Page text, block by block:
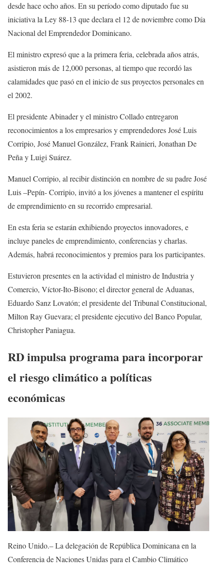
desde hace ocho años. En su período como diputado fue su
iniciativa la Ley 88-13 que declara el 12 de noviembre como Día
Nacional del Emprendedor Dominicano.
El ministro expresó que a la primera feria, celebrada años atrás,
asistieron más de 12,000 personas, al tiempo que recordó las
calamidades que pasó en el inicio de sus proyectos personales en
el 2002.
El presidente Abinader y el ministro Collado entregaron
reconocimientos a los empresarios y emprendedores José Luis
Corripio, José Manuel González, Frank Rainieri, Jonathan De
Peña y Luigi Suárez.
Manuel Corripio, al recibir distinción en nombre de su padre José
Luis –Pepín- Corripio, invitó a los jóvenes a mantener el espíritu
de emprendimiento en su recorrido empresarial.
En esta feria se estarán exhibiendo proyectos innovadores, e
incluye paneles de emprendimiento, conferencias y charlas.
Además, habrá reconocimientos y premios para los participantes.
Estuvieron presentes en la actividad el ministro de Industria y
Comercio, Víctor-Ito-Bisono; el director general de Aduanas,
Eduardo Sanz Lovatón; el presidente del Tribunal Constitucional,
Milton Ray Guevara; el presidente ejecutivo del Banco Popular,
Christopher Paniagua.
RD impulsa programa para incorporar
el riesgo climático a políticas
económicas
Reino Unido.– La delegación de República Dominicana en la
Conferencia de Naciones Unidas para el Cambio Climático